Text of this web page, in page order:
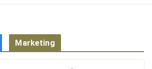
Marketing